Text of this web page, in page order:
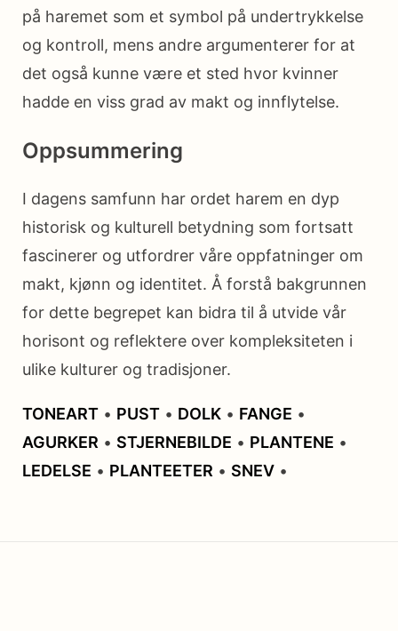
på haremet som et symbol på undertrykkelse
og kontroll, mens andre argumenterer for at
det også kunne være et sted hvor kvinner
hadde en viss grad av makt og innflytelse.
Oppsummering
I dagens samfunn har ordet harem en dyp
historisk og kulturell betydning som fortsatt
fascinerer og utfordrer våre oppfatninger om
makt, kjønn og identitet. Å forstå bakgrunnen
for dette begrepet kan bidra til å utvide vår
horisont og reflektere over kompleksiteten i
ulike kulturer og tradisjoner.
TONEART • PUST • DOLK • FANGE •
AGURKER • STJERNEBILDE • PLANTENE •
LEDELSE • PLANTEETER • SNEV •